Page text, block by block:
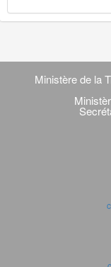
Navigation
transverse
Ministère de la